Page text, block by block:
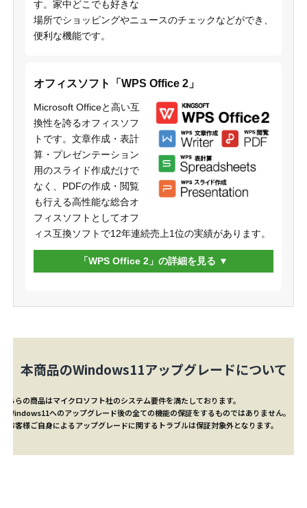
す。家中どこでも好きな
場所でショッピングやニュースのチェックなどができ、
便利な機能です。
オフィスソフト「WPS Office 2」
Microsoft Officeと高い互
換性を誇るオフィスソフ
トです。文章作成・表計
算・プレゼンテーション
用のスライド作成だけで
なく、PDFの作成・閲覧
も行える高性能な総合オ
フィスソフトとしてオフ
ィス互換ソフトで12年連続売上1位の実績があります。
「WPS Office 2」の詳細を見る
本商品のWindows11アップグレードについて
こちらの商品はマイクロソフト社のシステム要件を満たしております。
※Windows11へのアップグレード後の全ての機能の保証をするものではありません。
※お客様ご自身によるアップグレードに関するトラブルは保証対象外となります。